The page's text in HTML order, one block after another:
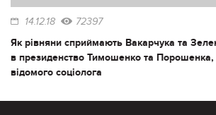
14.12.18 72397
Як рівняни сприймають Вакарчука та
в президенство Тимошенко та Порошенка,
відомого соціолога